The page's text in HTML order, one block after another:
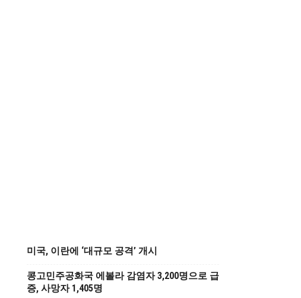
미국, 이란에 ‘대규모 공격’ 개시
콩고민주공화국 에볼라 감염자 3,200명으로 급
증, 사망자 1,405명